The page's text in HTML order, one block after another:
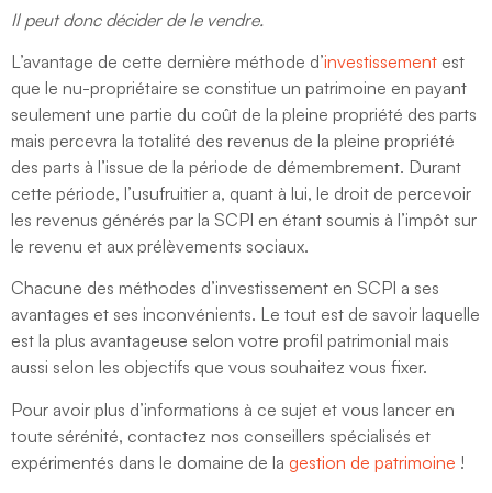
Il peut donc décider de le vendre.
L’avantage de cette dernière méthode d’investissement est
que le nu-propriétaire se constitue un patrimoine en payant
seulement une partie du coût de la pleine propriété des parts
mais percevra la totalité des revenus de la pleine propriété
des parts à l’issue de la période de démembrement. Durant
cette période, l’usufruitier a, quant à lui, le droit de percevoir
les revenus générés par la SCPI en étant soumis à l’impôt sur
le revenu et aux prélèvements sociaux.
Chacune des méthodes d’investissement en SCPI a ses
avantages et ses inconvénients. Le tout est de savoir laquelle
est la plus avantageuse selon votre profil patrimonial mais
aussi selon les objectifs que vous souhaitez vous fixer.
Pour avoir plus d’informations à ce sujet et vous lancer en
toute sérénité, contactez nos conseillers spécialisés et
expérimentés dans le domaine de la gestion de patrimoine !